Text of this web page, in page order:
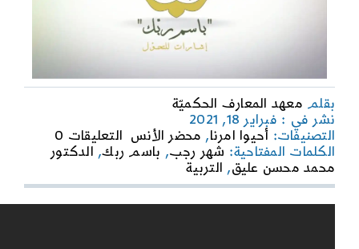
بقلم معهد المعارف الحكميّة
نشر في : فبراير 18, 2021
التصنيفات: أحيوا امرنا, محضر الأنس التعليقات 0
on
باسم
–
الكلمات المفتاحية: شهر رجب, باسم ربك, الدكتور
محمد محسن عليق, التربية